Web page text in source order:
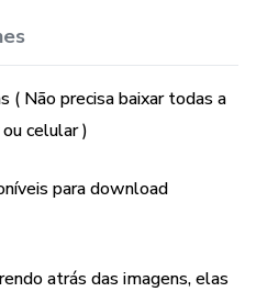
( Não precisa baixar todas a
celular )
para download
atrás das imagens, elas